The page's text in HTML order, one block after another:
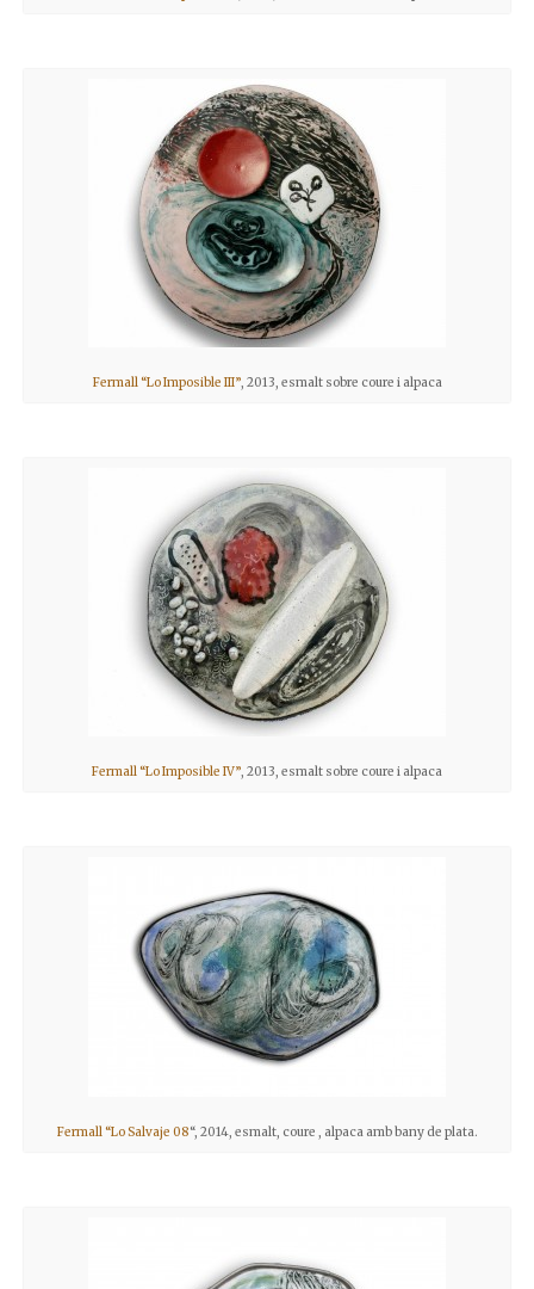
Fermall “Lo Imposible III”, 2013, esmalt sobre coure i alpaca
Fermall “Lo Imposible IV”, 2013, esmalt sobre coure i alpaca
Fermall “Lo Salvaje 08“, 2014, esmalt, coure , alpaca amb bany de plata.